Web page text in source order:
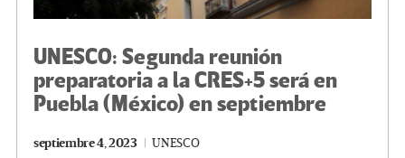
UNESCO: Segunda reunión
preparatoria a la CRES+5 será en
Puebla (México) en septiembre
septiembre 4, 2023 UNESCO